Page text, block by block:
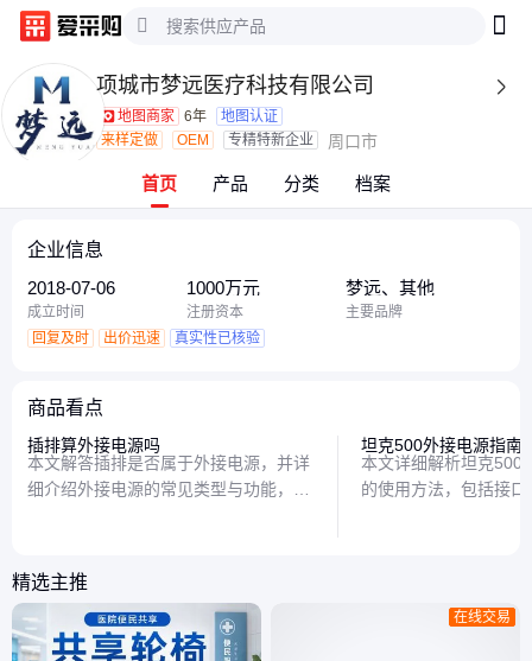
项城市梦远医疗科技有限公司 
地图商家 6年
地图认证
来样定做
OEM 专精特新企业 周口市
首页 产品 分类 档案
企业信息
2018-07-06
成立时间
1000万元
注册资本
梦远、其他
主要品牌
回复及时
出价迅速 真实性已核验
商品看点
插排算外接电源吗
本文解答插排是否属于外接电源，并详
细介绍外接电源的常见类型与功能，帮
坦克500外接电源指南
本文详细解析坦克500
的使用方法，包括接
精选主推
在线交易